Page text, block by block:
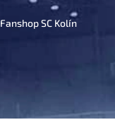
Fanshop SC Kolín